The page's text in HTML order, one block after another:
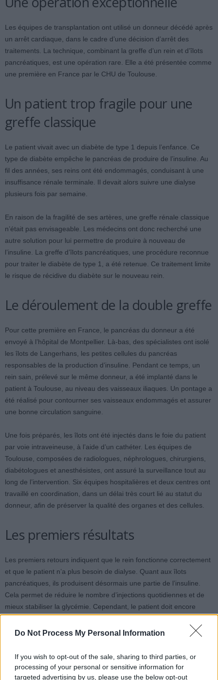
Do Not Process My Personal Information
If you wish to opt-out of the sale, sharing to third parties, or
processing of your personal or sensitive information for
targeted advertising by us, please use the below opt-out
Les équipes de transplantation ont utilisé un donneur décédé après
un arrêt cardiaque, dans le cadre d’une décision d’arrêt des
traitements. La technique, combinant la greffe d’un rein et d’îlots
pancréatiques, est une opération rare. Elle a été présentée comme
une première en France par le CHU de Toulouse.
Un patient trop fragile pour une
greffe classique
Le patient vivait avec un diabète de type 1 depuis l’enfance. Ce
type de diabète empêche le pancréas de produire de l’insuline. Au
fil des années, ses reins ont été endommagés, conduisant à une
insuffisance rénale terminale. Il devait alors suivre une dialyse
plusieurs fois par semaine.
En raison de la fragilité de ses artères, une greffe rénale classique
n’était pas envisageable. Les médecins ont donc recherché une
autre solution pour lui permettre de produire à nouveau de
l’insuline. La greffe d’îlots pancréatiques, une procédure reconnue
pour traiter le diabète de type 1, a été retenue. Ce traitement limite
le risque de récidive du diabète sur le nouveau rein.
Le déroulement de la double greffe
Pour cette première en France, le pancréas du donneur a été
envoyé à l’hôpital de Montpellier. Là-bas, des spécialistes ont isolé
les îlots de Langerhans, les petites cellules du pancréas
responsables de la production d’insuline. Pendant ce temps, un
rein sain, prélevé sur le même donneur, a été implanté dans le
patient à Toulouse, au niveau des vaisseaux iliaques. Un pontage a
été réalisé pour contourner ses vaisseaux endommagés et assurer
une bonne circulation sanguine.
Une fois préparés, les îlots ont été injectés dans le foie du patient
par voie intraveineuse, à l’aide d’un cathéter. Les équipes de
Toulouse, composées de radiologues, néphrologues, chirurgiens,
diabétologues et anesthésistes, ont assuré la surveillance tout au
long de l’intervention. Six équipes hospitalières et deux centres ont
travaillé en coordination, dans un délai très court lié au statut du
donneur, afin de préserver la qualité des organes et des cellules.
Les premiers résultats
Les premiers retours indiquent que le rein fonctionne correctement
et que le patient n’a plus besoin de dialyse. Quant aux îlots
pancréatiques, ils produisent désormais une partie de l’insuline.
Cela permet de réduire le nombre d’injections quotidiennes et de
mieux stabiliser la glycémie. Cependant, le patient doit encore
régulière.